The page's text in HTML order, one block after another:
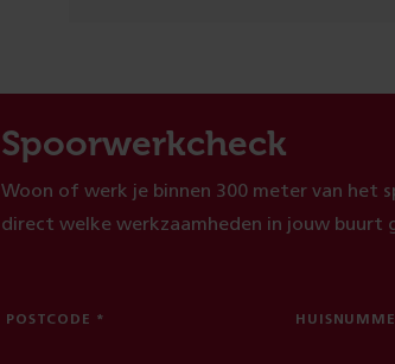
Spoorwerkcheck
Woon of werk je binnen 300 meter van het
direct welke werkzaamheden in jouw buurt
POSTCODE